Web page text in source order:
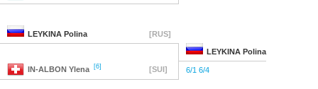
LEYKINA Polina [RUS]
LEYKINA Polina
IN-ALBON Ylena [6] [SUI] 6/1 6/4